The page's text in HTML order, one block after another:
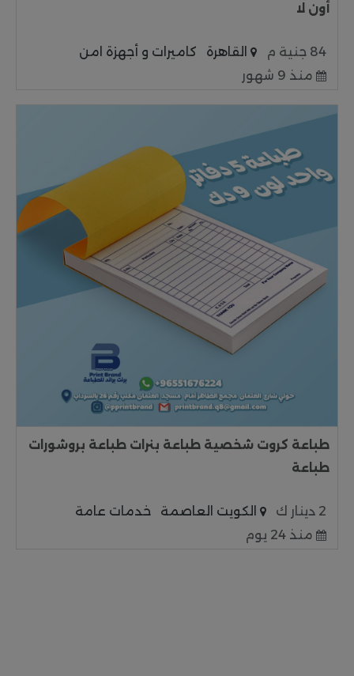
أون لا
84 جنية م القاهرة
كاميرات و أجهزة امن
منذ 9 شهور
طباعة كروت شخصية طباعة بنرات طباعة بروشورات
طباعة
2 دينار ك الكويت العاصمة
خدمات عامة
منذ 24 يوم